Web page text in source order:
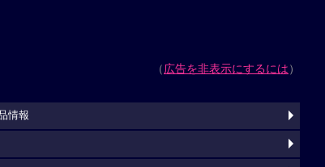
（広告を非表示にするには）
情報